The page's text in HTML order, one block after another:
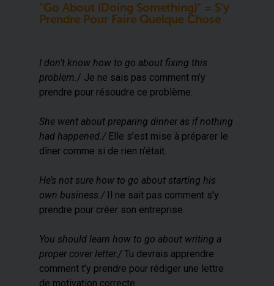
"Go About (doing Something)" = S’y
Prendre Pour Faire Quelque Chose
I don’t know how to go about fixing this
problem./ Je ne sais pas comment m’y
prendre pour résoudre ce problème.
She went about preparing dinner as if nothing
had happened./ Elle s’est mise à préparer le
dîner comme si de rien n’était.
He’s not sure how to go about starting his
own business./ Il ne sait pas comment s’y
prendre pour créer son entreprise.
You should learn how to go about writing a
proper cover letter./Tu devrais apprendre
comment t’y prendre pour rédiger une lettre
de motivation correcte.